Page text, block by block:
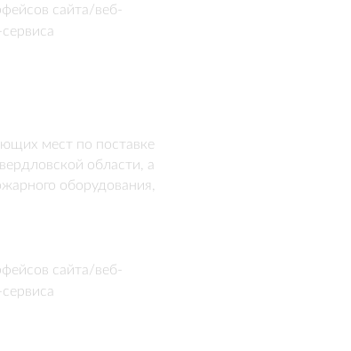
сайта/веб-
мест по поставке
области, а
оборудования,
сайта/веб-